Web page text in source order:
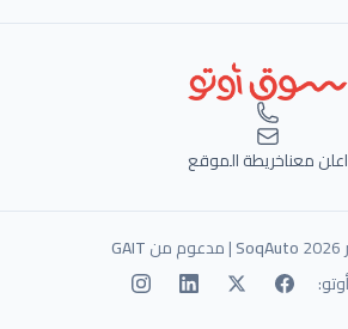
اعلن معناخريطة الموقع
SoqAuto| مدعوم منGAIT